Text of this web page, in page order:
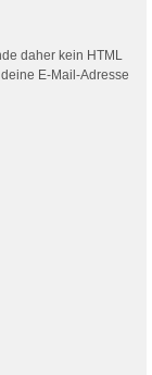
daher kein HTML
E-Mail-Adresse